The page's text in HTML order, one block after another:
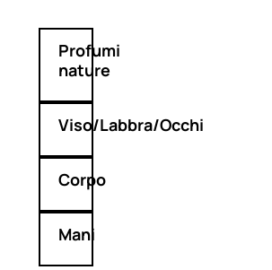
Profumi
nature
Viso/Labbra/Occhi
Corpo
Mani